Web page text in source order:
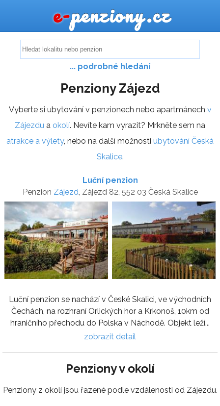
e-penziony.cz
... podrobné hledání
Penziony Zájezd
Vyberte si ubytování v penzionech nebo apartmánech v
Zájezdu a okolí. Nevíte kam vyrazit? Mrkněte sem na
atrakce a výlety, nebo na další možnosti ubytování Česká
Skalice.
Luční penzion
Penzion Zájezd , Zájezd 82, 552 03 Česká Skalice
Luční penzion se nachází v České Skalici, ve východních
Čechách, na rozhraní Orlických hor a Krkonoš, 10km od
hraničního přechodu do Polska v Náchodě. Objekt leží...
zobrazit detail
Penziony v okolí
Penziony z okolí jsou řazené podle vzdálenosti od Zájezdu.